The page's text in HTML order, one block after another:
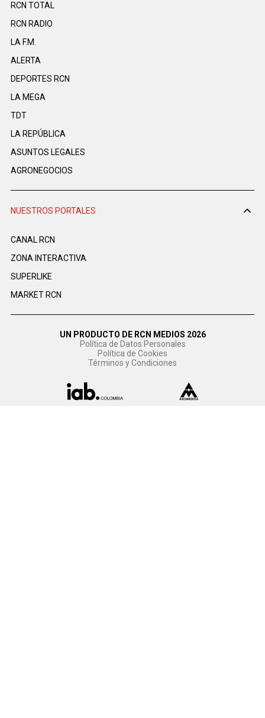
RCN TOTAL
RCN RADIO
LA F.M.
ALERTA
DEPORTES RCN
LA MEGA
TDT
LA REPÚBLICA
ASUNTOS LEGALES
AGRONEGOCIOS
NUESTROS PORTALES
CANAL RCN
ZONA INTERACTIVA
SUPERLIKE
MARKET RCN
UN PRODUCTO DE RCN MEDIOS 2026
Política de Datos Personales
Política de Cookies
Términos y Condiciones